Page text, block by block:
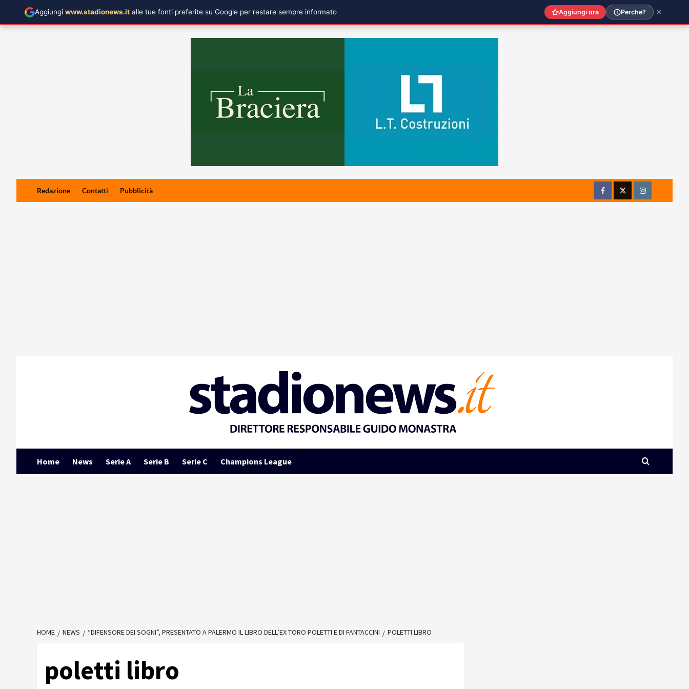
Redazione Contatti Pubblicità
FacebookTwitterInstagram
Home News Serie A Serie B Serie C Champions League
HOME NEWS “DIFENSORE DEI SOGNI”, PRESENTATO A PALERMO IL LIBRO DELL’EX TORO POLETTI E DI FANTACCINI POLETTI LIBRO
poletti libro
Aggiungi www.stadionews.it alle tue fonti preferite su Google per restare sempre informato Aggiungi ora Perche?